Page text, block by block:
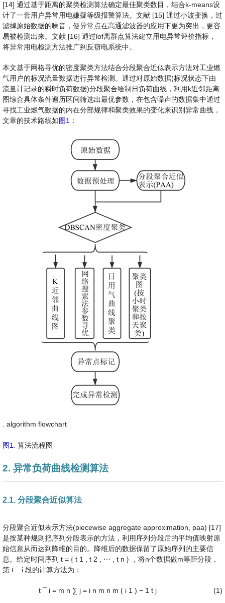
[14] 通过基于距离的聚类检测算法确定最佳聚类数目，结合k-means设
计了一套用户异常用电嫌疑等级报警算法。文献 [15] 通过小波变换，过
滤掉原始数据的噪音，使异常点在高通滤波器的应用下更为突出，更容
易被检测出来。文献 [16] 通过lof离群点算法建立用电异常评价指标，
将异常用电检测方法推广到反窃电系统中。
本文基于网格寻优的密度聚类方法结合分段聚合近似表示方法对工业燃
气用户的标况流量数据进行异常检测。通过对原始数据(标况状态下由
流量计记录的瞬时负荷数据)分段聚合绘制日负荷曲线，利用k近邻距离
图综合具体条件遍历区间筛选出最优参数，在包含噪声的数据集中通过
寻找工业燃气数据的内在分部规律和聚类效果的变化来识别异常曲线，
文章的技术路线如图1 ：
. algorithm flowchart
图1 . 算法流程图
2. 异常负荷曲线检测算法
2.1. 分段聚合近似算法
分段聚合近似表示方法(piecewise aggregate approximation, paa) [17]
是按某种规则把序列分段表示的方法，利用序列分段后的平均值映射原
始信息从而达到降维的目的。降维后的数据保留了原始序列的主要信
息。给定时间序列 t = { t 1 t 2 ⋯ t n }
，将n个数据做m等距分段，
第 t ¯ i 段的计算方法为：
t ¯ i = m n ∑ j = i n m n m ( i 1 ) − 1 t j (1)